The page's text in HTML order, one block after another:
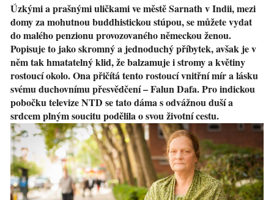
Úzkými a prašnými uličkami ve městě Sarnath v Indii, mezi
domy za mohutnou buddhistickou stúpou, se můžete vydat
do malého penzionu provozovaného německou ženou.
Popisuje to jako skromný a jednoduchý příbytek, avšak je v
něm tak hmatatelný klid, že balzamuje i stromy a květiny
rostoucí okolo. Ona přičítá tento rostoucí vnitřní mír a lásku
svému duchovnímu přesvědčení – Falun Dafa. Pro indickou
pobočku televize NTD se tato dáma s odvážnou duší a
srdcem plným soucitu podělila o svou životní cestu.